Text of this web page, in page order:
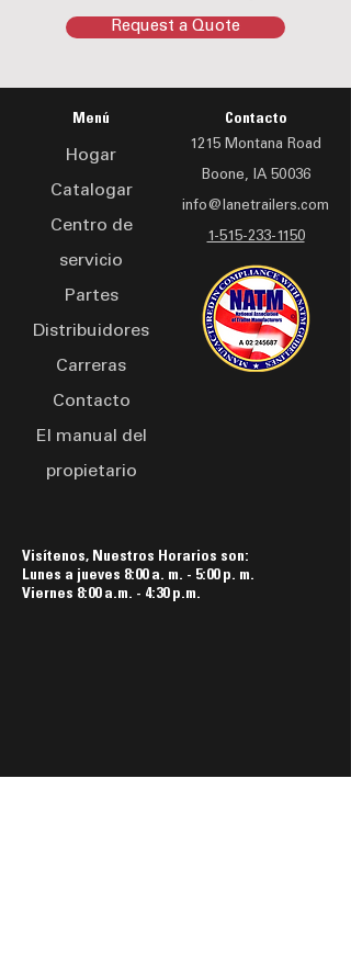
Request a Quote
Menú
Hogar
Catalogar
Centro de
servicio
Partes
Distribuidores
Carreras
Contacto
El manual del
propietario
Contacto
1215 Montana Road
Boone, IA 50036
info@lanetrailers.com
1-515-233-1150
Visítenos, Nuestros Horarios son:
Lunes a jueves 8:00 a. m. - 5:00 p. m.
Viernes 8:00 a.m. - 4:30 p.m.